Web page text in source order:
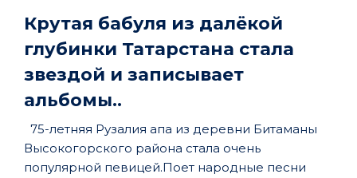
Крутая бабуля из далёкой
глубинки Татарстана стала
звездой и записывает
альбомы..
75-летняя Рузалия апа из деревни Битаманы
Высокогорского района стала очень
популярной певицей.Поет народные песни